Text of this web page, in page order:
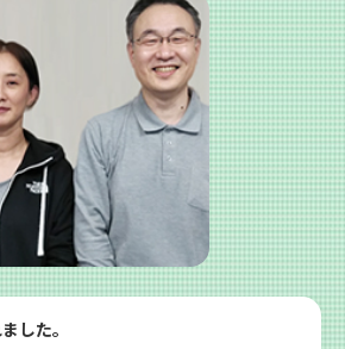
した。